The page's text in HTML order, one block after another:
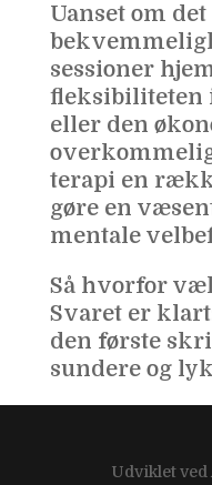
Uanset om det
sessioner
fleksibiliteten
eller den
terapi en
gøre en
mentale
Så hvorfor
Svaret er
den første
sundere og
Udviklet ved